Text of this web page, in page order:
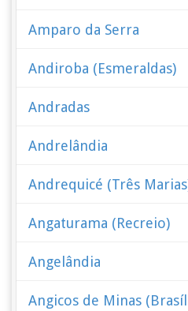
Amparo da Serra
Andiroba (Esmeraldas)
Andradas
Andrelândia
Andrequicé (Três
Angaturama (Recreio)
Angelândia
Angicos de Minas